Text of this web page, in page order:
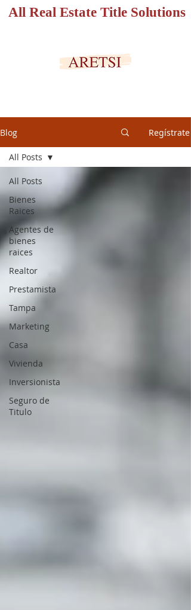
All Real Estate Title Solutions
Blog Regístrate
All Posts
Bienes
Raices
Agentes de
bienes
raices
Realtor
Prestamista
Tampa
Marketing
Casa
Vivienda
Inversionista
Seguro de
Titulo
All Posts